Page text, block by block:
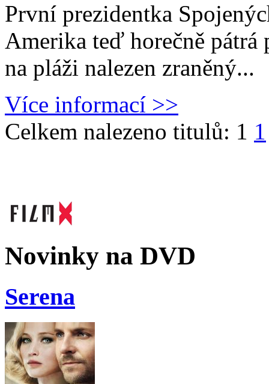
První prezidentka
Amerika teď horečně
na pláži nalezen zraněný...
Více informací >>
Celkem nalezeno titulů: 1 1
Novinky na DVD
Serena